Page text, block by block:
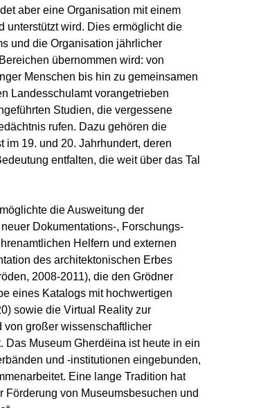
aber eine Organisation mit einem
unterstützt wird. Dies ermöglicht die
und die Organisation jährlicher
übernommen wird: von
Menschen bis hin zu gemeinsamen
Landesschulamt vorangetrieben
Studien, die vergessene
rufen. Dazu gehören die
im 19. und 20. Jahrhundert, deren
entfalten, die weit über das Tal
die Ausweitung der
Dokumentations-, Forschungs-
Helfern und externen
des architektonischen Erbes
2008-2011), die den Grödner
eines Katalogs mit hochwertigen
sowie die Virtual Reality zur
von großer wissenschaftlicher
Museum Gherdëina ist heute in ein
und -institutionen eingebunden,
Eine lange Tradition hat
von Museumsbesuchen und